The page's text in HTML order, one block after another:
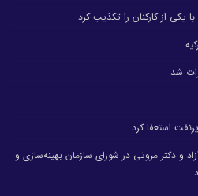
یکی از کارکنان را تکذیب کرد
شد
استعفا کرد
و دکتر مروتی در شورای سازمان بهینه‌سازی و